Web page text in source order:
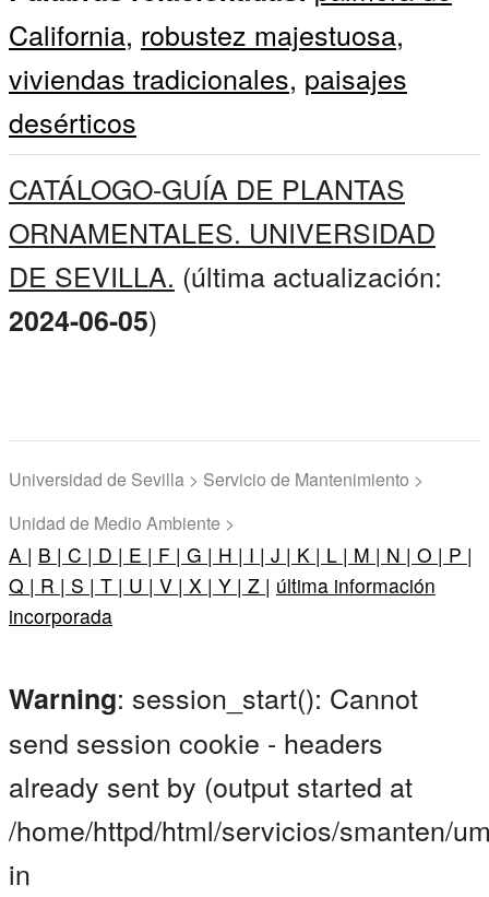
California, robustez majestuosa,
viviendas tradicionales, paisajes
desérticos
CATÁLOGO-GUÍA DE PLANTAS
ORNAMENTALES. UNIVERSIDAD
DE SEVILLA. (última actualización:
2024-06-05)
Universidad de Sevilla > Servicio de Mantenimiento >
Unidad de Medio Ambiente >
A | B | C | D | E | F | G | H | I | J | K | L | M | N | O | P |
Q | R | S | T | U | V | X | Y | Z | última información
incorporada
Warning: session_start(): Cannot
send session cookie - headers
already sent by (output started at
/home/httpd/html/servicios/smanten/
in